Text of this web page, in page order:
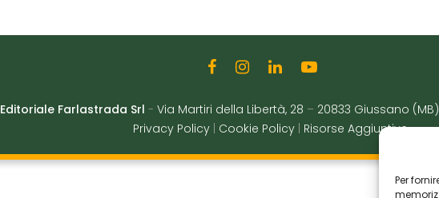
Per
Editoriale Farlastrada Srl - Via Martiri della Libertà, 28 – 20833 Giussano (MB)
Privacy Policy
Cookie Policy Risorse Aggiuntive